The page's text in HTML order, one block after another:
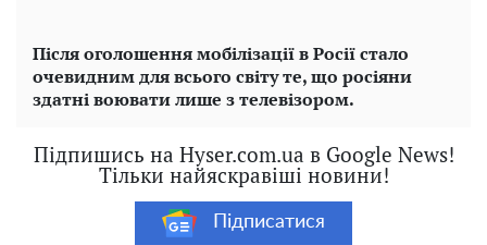
Після оголошення мобілізації в Росії стало
очевидним для всього світу те, що росіяни
здатні воювати лише з телевізором.
Підпишись на Hyser.com.ua в Google News!
Тільки найяскравіші новини!
Підписатися